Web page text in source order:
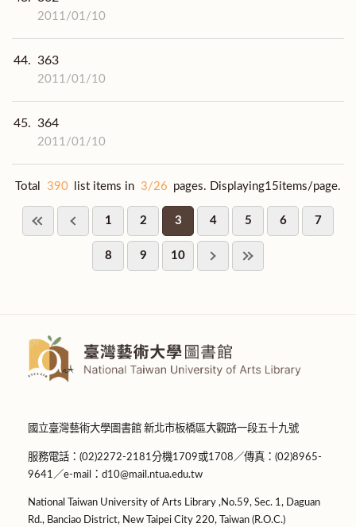
2011/01/10
44. 363
2011/01/10
45. 364
2011/01/10
Total 390 list items in 3/26 pages. Displaying15items/page.
1 2 3 4 5 6 7
8 9 10
國立臺灣藝術大學圖書館 新北市板橋區大觀路一段五十九號
服務電話：(02)2272-2181分機1709或1708／傳真：(02)8965-
9641／e-mail：d10@mail.ntua.edu.tw
National Taiwan University of Arts Library ,No.59, Sec. 1, Daguan
Rd., Banciao District, New Taipei City 220, Taiwan (R.O.C.)